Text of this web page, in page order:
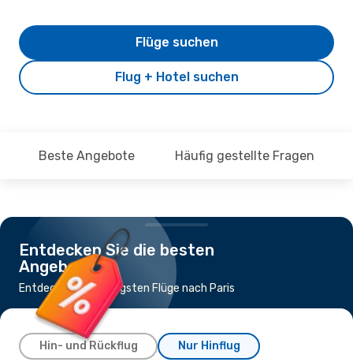
Flug + Hotel suchen
Flüge suchen
Beste Angebote Häufig gestellte Fragen
Entdecken Sie die besten
Angebote
Entdecke die günstigsten Flüge nach Paris
Hin- und Rückflug Nur Hinflug